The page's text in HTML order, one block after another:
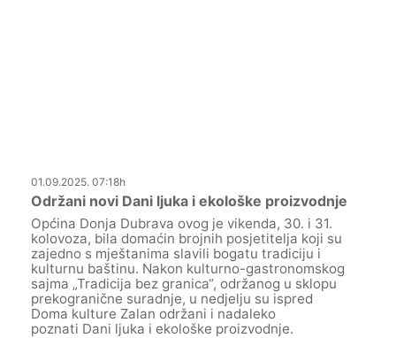
01.09.2025. 07:18h
Održani novi Dani ljuka i ekološke proizvodnje
Općina Donja Dubrava ovog je vikenda, 30. i 31.
kolovoza, bila domaćin brojnih posjetitelja koji su
zajedno s mještanima slavili bogatu tradiciju i
kulturnu baštinu. Nakon kulturno-gastronomskog
sajma „Tradicija bez granica“, održanog u sklopu
prekogranične suradnje, u nedjelju su ispred
Doma kulture Zalan održani i nadaleko
poznati Dani ljuka i ekološke proizvodnje.